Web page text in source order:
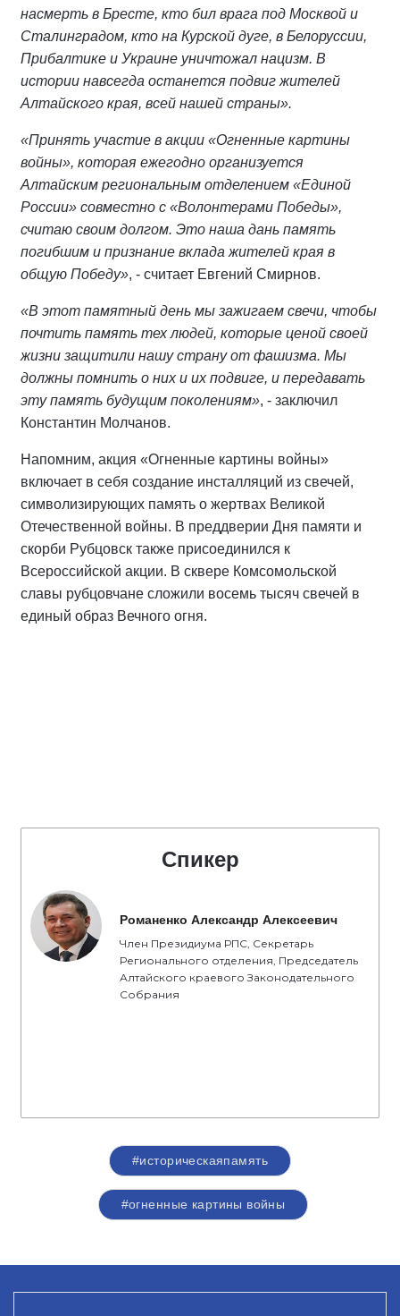
насмерть в Бресте, кто бил врага под Москвой и
Сталинградом, кто на Курской дуге, в Белоруссии,
Прибалтике и Украине уничтожал нацизм. В
истории навсегда останется подвиг жителей
Алтайского края, всей нашей страны».
«Принять участие в акции «Огненные картины
войны», которая ежегодно организуется
Алтайским региональным отделением «Единой
России» совместно с «Волонтерами Победы»,
считаю своим долгом. Это наша дань память
погибшим и признание вклада жителей края в
общую Победу», - считает Евгений Смирнов.
«В этот памятный день мы зажигаем свечи, чтобы
почтить память тех людей, которые ценой своей
жизни защитили нашу страну от фашизма. Мы
должны помнить о них и их подвиге, и передавать
эту память будущим поколениям», - заключил
Константин Молчанов.
Напомним, акция «Огненные картины войны»
включает в себя создание инсталляций из свечей,
символизирующих память о жертвах Великой
Отечественной войны. В преддверии Дня памяти и
скорби Рубцовск также присоединился к
Всероссийской акции. В сквере Комсомольской
славы рубцовчане сложили восемь тысяч свечей в
единый образ Вечного огня.
Спикер
Романенко Александр Алексеевич
Член Президиума РПС, Секретарь
Регионального отделения, Председатель
Алтайского краевого Законодательного
Собрания
#историческаяпамять
#огненные картины войны